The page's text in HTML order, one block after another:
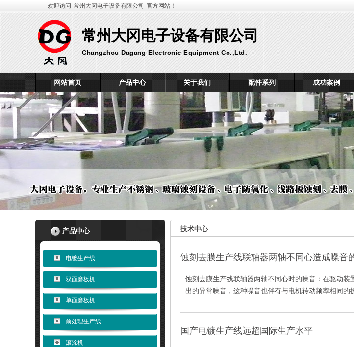
欢迎访问 常州大冈电子设备有限公司 官方网站！
常州大冈电子设备有限公司
Changzhou Dagang Electronic Equipment Co.,Ltd.
网站首页 产品中心 关于我们 配件系列 成功案例
产品中心
电镀生产线
双面磨板机
单面磨板机
前处理生产线
滚涂机
技术中心
蚀刻去膜生产线联轴器两轴不同心造成噪音
蚀刻去膜生产线联轴器两轴不同心时的噪音：在驱动
出的异常噪音，这种噪音也伴有与电机转动频率相同的
国产电镀生产线远超国际生产水平